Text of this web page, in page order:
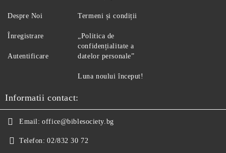
Despre Noi
Înregistrare
Autentificare
Termeni și condiții
„Politica de
confidențialitate a
datelor personale”
Luna noului început!
Informatii contact:
Email: office@biblesociety.bg
Telefon: 02/832 30 72